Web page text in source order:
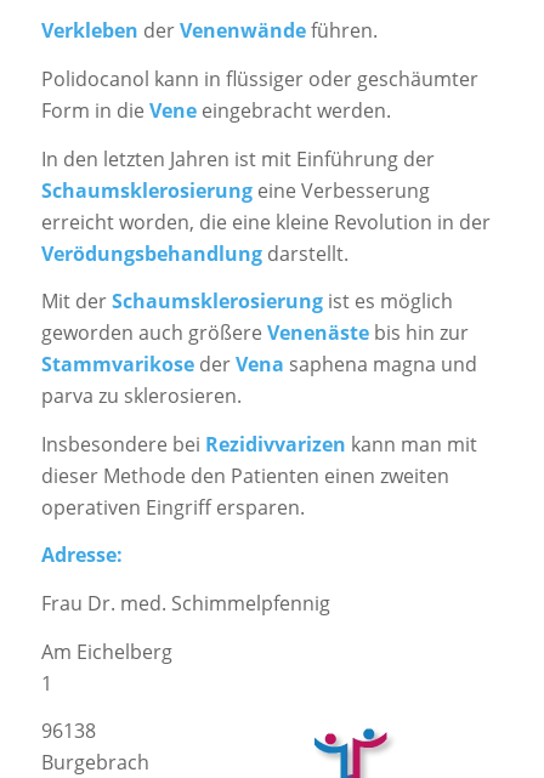
Verkleben derVenenwändeführen.
Polidocanol kann in flüssiger oder geschäumter
Form in die Veneeingebracht werden.
In den letzten Jahren ist mit Einführung der
Schaumsklerosierungeine Verbesserung
erreicht worden, die eine kleine Revolution in der
Verödungsbehandlungdarstellt.
Mit derSchaumsklerosierungist es möglich
geworden auch größere Venenästebis hin zur
StammvarikosederVena saphena magna und
parva zu sklerosieren.
Insbesondere bei Rezidivvarizen kann man mit
dieser Methode den Patienten einen zweiten
operativen Eingriff ersparen.
Adresse:
Frau Dr. med. Schimmelpfennig
Am Eichelberg
1
96138
Burgebrach